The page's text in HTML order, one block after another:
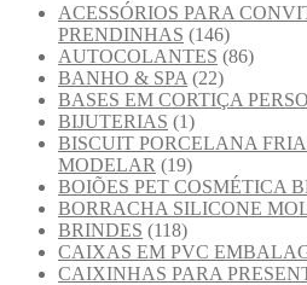
ACESSÓRIOS PARA
PRENDINHAS (146)
AUTOCOLANTES (86)
BANHO & SPA (22)
BASES EM CORTIÇA
BIJUTERIAS (1)
BISCUIT PORCELANA
MODELAR (19)
BOIÕES PET COSMÉTICA
BORRACHA SILICONE
BRINDES (118)
CAIXAS EM PVC
CAIXINHAS PARA